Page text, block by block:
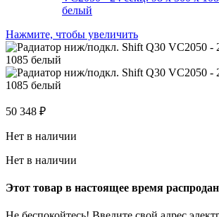
Нажмите, чтобы увеличить
50 348 ₽
Нет в наличии
Нет в наличии
Этот товар в настоящее время